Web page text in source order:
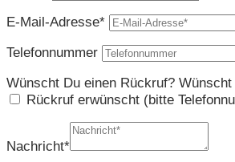
E-Mail-Adresse*
Telefonnummer
Wünscht Du einen Rückruf?
Rückruf erwünscht (bitte
Nachricht*